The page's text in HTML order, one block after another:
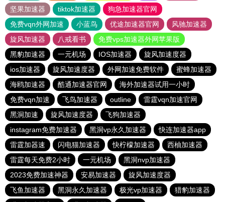
坚果加速器
tiktok加速器
狗急加速器官网
免费vqn外网加速
小蓝鸟 优途加速器官网
风驰加速器
旋风加速器
八戒看书
免费vps加速器外网苹果版
黑豹加速器
一元机场 IOS加速器
旋风加速度器
ios加速器
旋风加速度器 外网加速免费软件
蜜蜂加速器
海鸥加速器
酷通加速器官网
海外加速器试用一小时
免费vqn加速
飞鸟加速器 outline
雷霆vqn加速官网
黑洞加速
旋风加速度器
飞狗加速器
instagram免费加速器
黑洞vp永久加速器
快连加速器app
雷霆加器速
闪电猫加速器 快柠檬加速器
西柚加速器
雷霆每天免费2小时
一元机场
黑洞nvp加速器
2023免费加速神器
安易加速器
旋风加速度器
飞鱼加速器
黑洞永久加速器 极光vp加速器
猎豹加速器